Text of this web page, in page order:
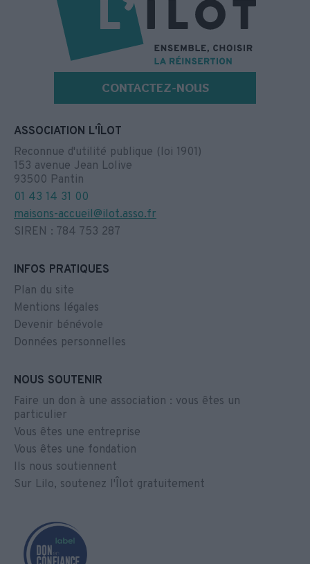
CONTACTEZ-NOUS
ASSOCIATION L'ÎLOT
Reconnue d'utilité publique (loi 1901)
153 avenue Jean Lolive
93500 Pantin
01 43 14 31 00
maisons-accueil@ilot.asso.fr
SIREN : 784 753 287
INFOS PRATIQUES
Plan du site
Mentions légales
Devenir bénévole
Données personnelles
NOUS SOUTENIR
Faire un don à une association : vous êtes un
particulier
Vous êtes une entreprise
Vous êtes une fondation
Ils nous soutiennent
Sur Lilo, soutenez l'Îlot gratuitement